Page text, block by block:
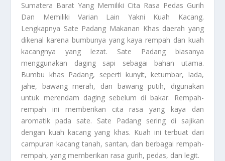
Sumatera Barat Yang Memiliki Cita Rasa Pedas Gurih
Dan Memiliki Varian Lain Yakni Kuah Kacang.
Lengkapnya Sate Padang Makanan Khas daerah yang
dikenal karena bumbunya yang kaya rempah dan kuah
kacangnya yang lezat. Sate Padang biasanya
menggunakan daging sapi sebagai bahan utama.
Bumbu khas Padang, seperti kunyit, ketumbar, lada,
jahe, bawang merah, dan bawang putih, digunakan
untuk merendam daging sebelum di bakar. Rempah-
rempah ini memberikan cita rasa yang kaya dan
aromatik pada sate. Sate Padang sering di sajikan
dengan kuah kacang yang khas. Kuah ini terbuat dari
campuran kacang tanah, santan, dan berbagai rempah-
rempah, yang memberikan rasa gurih, pedas, dan legit.